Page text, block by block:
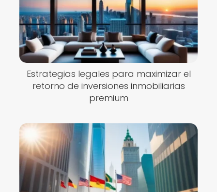
Estrategias legales para maximizar el
retorno de inversiones inmobiliarias
premium